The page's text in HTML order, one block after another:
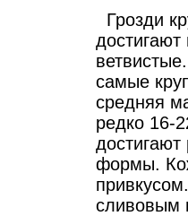
Грозди
самые
средняя
редко 16-
формы.
сливовым